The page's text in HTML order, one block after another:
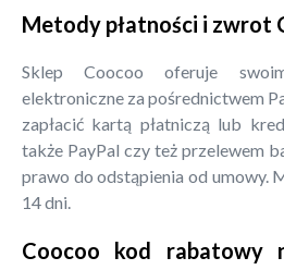
Metody płatności i zwrot
Sklep Coocoo oferuje
elektroniczne za pośrednictwem
zapłacić kartą płatniczą lub
także PayPal czy też przelewem
prawo do odstąpienia od umowy.
14 dni.
Coocoo kod rabatowy